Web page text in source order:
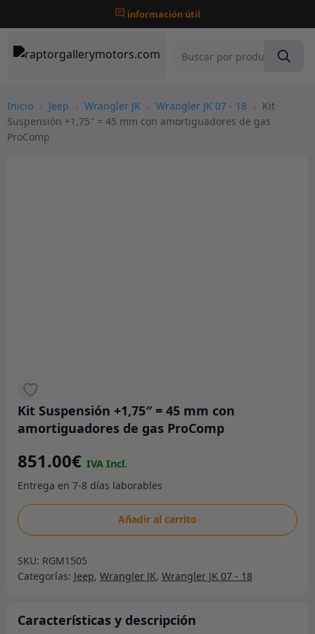
información útil
Inicio › Jeep › Wrangler JK › Wrangler JK 07 - 18 › Kit
Suspensión +1,75″ = 45 mm con amortiguadores de gas
ProComp
Kit Suspensión +1,75″ = 45 mm con
amortiguadores de gas ProComp
851.00€
Kit
Suspensión
=
45
con
Añadir al carrito
SKU: RGM1505
Categorías: Jeep, Wrangler JK, Wrangler JK 07 - 18
Características y descripción